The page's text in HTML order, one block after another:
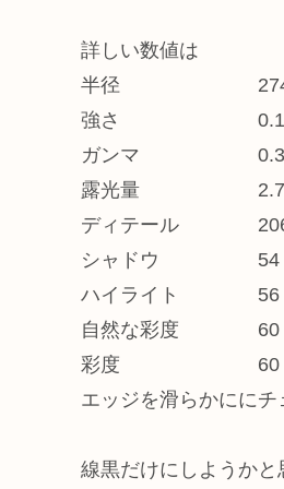
詳しい数値は
半径
強さ 0.1
ガンマ
露光量
ディテール
シャドウ 54
ハイライト 56
自然な彩度 60
彩度 60
エッジを滑らかににチ
線黒だけにしようかと